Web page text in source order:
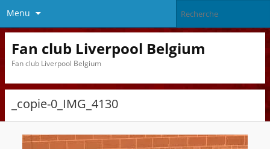
Menu
Fan club Liverpool Belgium
Fan club Liverpool Belgium
_copie-0_IMG_4130